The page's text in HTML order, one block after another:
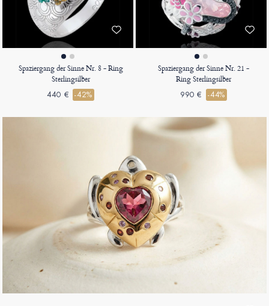
Spaziergang der Sinne Nr. 8 - Ring
Sterlingsilber
440 € -42%
Spaziergang der Sinne Nr. 21 -
Ring Sterlingsilber
990 € -44%